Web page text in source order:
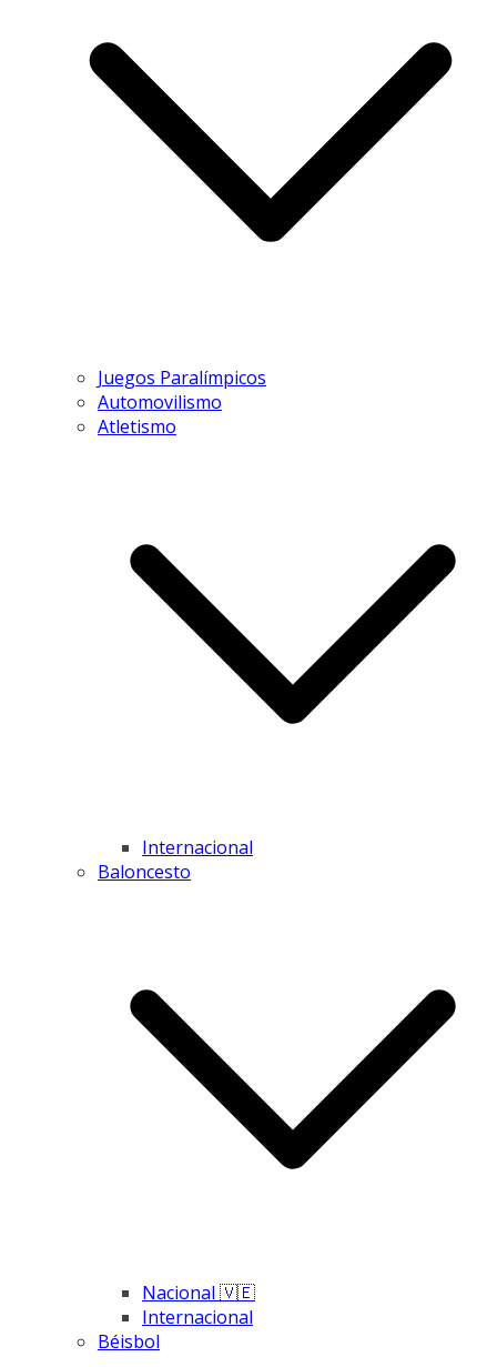
Juegos Paralímpicos
Automovilismo
Atletismo
Internacional
Baloncesto
Nacional 🇻🇪
Internacional
Béisbol